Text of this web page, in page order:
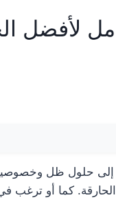
لأفضل
إلى حلول ظل
كما أو ترغب